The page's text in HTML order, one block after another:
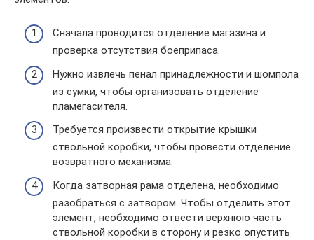
Сначала проводится отделение магазина и
проверка отсутствия боеприпаса.
Нужно извлечь пенал принадлежности и шомпола
из сумки, чтобы организовать отделение
пламегасителя.
Требуется произвести открытие крышки
ствольной коробки, чтобы провести отделение
возвратного механизма.
Когда затворная рама отделена, необходимо
разобраться с затвором. Чтобы отделить этот
элемент, необходимо отвести верхнюю часть
ствольной коробки в сторону и резко опустить